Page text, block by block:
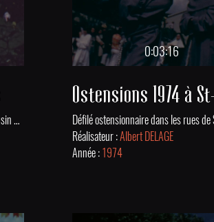
Célébrations des 66e ostensions en Limousin en 1974 : messes, levée de drapeau et processions à Limoges, Saint-Léonard-de-Noblat, Aureil, Aixe-sur-Vienne, Le Dorat, et Rochechouart.En 994 en Limousin une épidémie due à l’ergot de seigle fit de nombreuses victimes. Vécu comme un châtiment divin, ce qu’on appela le mal des ardents amena en dernier recours le clergé à sortir des reliques des saints pour chasser la maladie. Ces ostensions sont devenues une tradition religieuse et populaire ancrée dans l’histoire du Limousin. Les ostensions se tiennent tous les 7 ans à Limoges et dans plus d'une quinzaine de communes environnantes, dans la Haute-Vienne, mais aussi en Creuse, Charente et dans la Vienne.
0:03:16
Réalisateur :Albert DELAGE
Année :1974